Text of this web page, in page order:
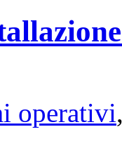
operativi